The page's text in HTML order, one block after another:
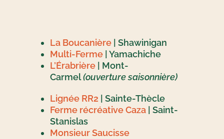
La Boucanière | Shawinigan
Multi-Ferme | Yamachiche
L’Érabrière | Mont-
Carmel(ouverture saisonnière)
Lignée RR2 | Sainte-Thècle
Ferme récréative Caza | Saint-
Stanislas
Monsieur Saucisse